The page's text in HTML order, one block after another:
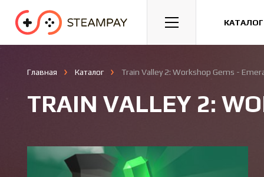
Спорт Гонки Казуальные
Главная Каталог Train Valley 2: Workshop Gems -
TRAIN VALLEY 2: